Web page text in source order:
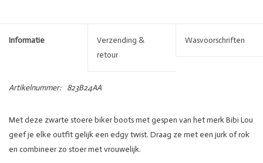
Informatie
Verzending &
retour
Wasvoorschriften
Artikelnummer: 823B24AA
Met deze zwarte stoere biker boots met gespen van het merk Bibi Lou
geef je elke outfit gelijk een edgy twist. Draag ze met een jurk of rok
en combineer zo stoer met vrouwelijk.